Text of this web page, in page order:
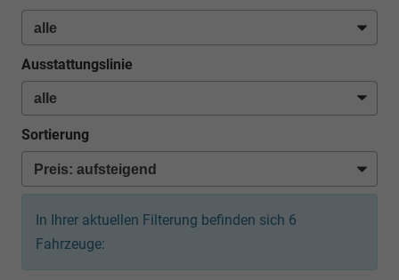
Ausstattungslinie
Sortierung
In Ihrer aktuellen Filterung befinden sich 6
Fahrzeuge: